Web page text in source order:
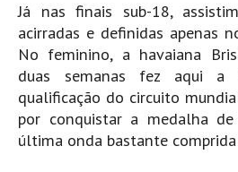
Costa da Caparica - Marcelino Beach Cafe
Costa da Caparica - Fonte da Telha HD
ALENTEJO / ALGARVE
Monte Clérigo HD - O sargo
Quarteira
Faro HD
Já nas finais sub-18,
acirradas e definidas apenas
No feminino, a havaiana
duas semanas fez aqui
qualificação do circuito
por conquistar a medalha
última onda bastante